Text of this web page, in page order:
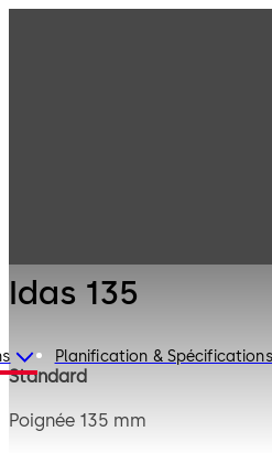
Planification & Spécifications
Idas 135
Standard
Poignée 135 mm